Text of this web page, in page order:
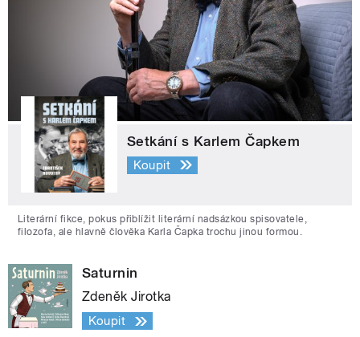
Setkání s Karlem Čapkem
Koupit
Literární fikce, pokus přiblížit literární nadsázkou spisovatele,
filozofa, ale hlavně člověka Karla Čapka trochu jinou formou.
Saturnin
Zdeněk Jirotka
Koupit